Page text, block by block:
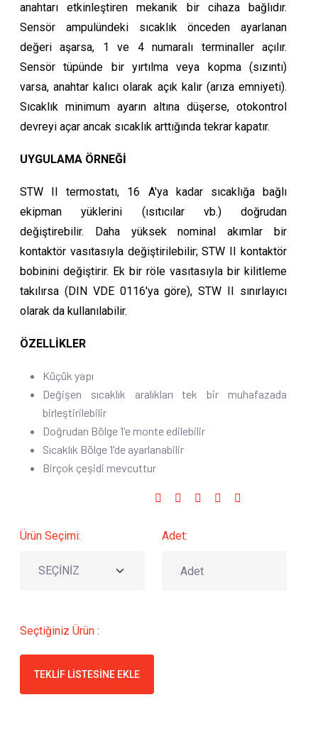
anahtarı etkinleştiren mekanik bir cihaza bağlıdır.
Sensör ampulündeki sıcaklık önceden ayarlanan
değeri aşarsa, 1 ve 4 numaralı terminaller açılır.
Sensör tüpünde bir yırtılma veya kopma (sızıntı)
varsa, anahtar kalıcı olarak açık kalır (arıza emniyeti).
Sıcaklık minimum ayarın altına düşerse, otokontrol
devreyi açar ancak sıcaklık arttığında tekrar kapatır.
UYGULAMA ÖRNEĞİ
STW II termostatı, 16 A'ya kadar sıcaklığa bağlı
ekipman yüklerini (ısıtıcılar vb.) doğrudan
değiştirebilir. Daha yüksek nominal akımlar bir
kontaktör vasıtasıyla değiştirilebilir; STW II kontaktör
bobinini değiştirir. Ek bir röle vasıtasıyla bir kilitleme
takılırsa (DIN VDE 0116'ya göre), STW II sınırlayıcı
olarak da kullanılabilir.
ÖZELLİKLER
Küçük yapı
Değişen sıcaklık aralıkları tek bir muhafazada
birleştirilebilir
Doğrudan Bölge 1'e monte edilebilir
Sıcaklık Bölge 1'de ayarlanabilir
Birçok çeşidi mevcuttur
Ürün Seçimi: Adet:
Seçtiğiniz Ürün :
TEKLIF LISTESINE EKLE